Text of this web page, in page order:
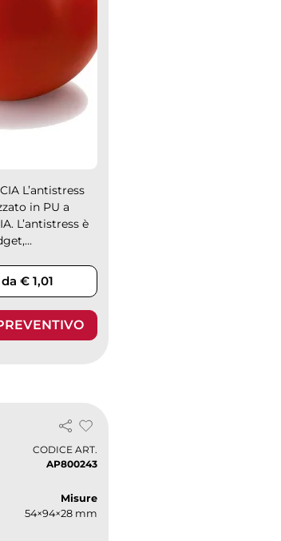
L’antistress
in PU a
L’antistress è
€ 1,01
CODICE ART.
AP800243
Misure
54×94×28 mm